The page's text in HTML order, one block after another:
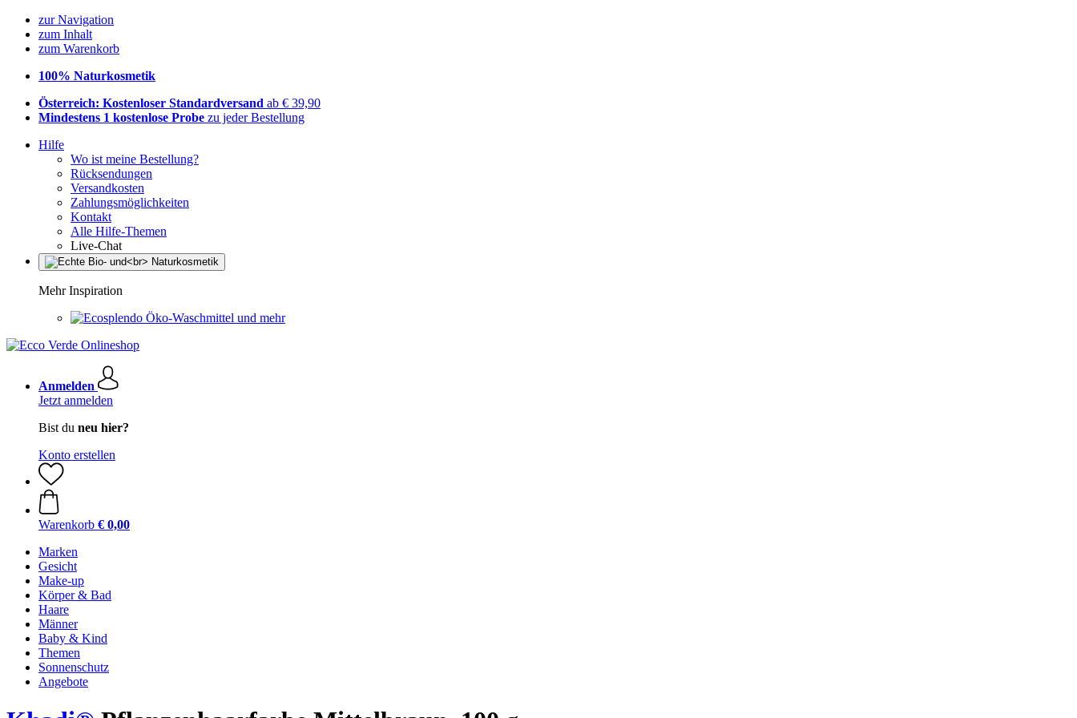
zur Navigation
zum Inhalt
zum Warenkorb
100% Naturkosmetik
Österreich: Kostenloser Standardversand ab € 39,90
Mindestens 1 kostenlose Probe zu jeder Bestellung
Hilfe
Wo ist meine Bestellung?
Rücksendungen
Versandkosten
Zahlungsmöglichkeiten
Kontakt
Alle Hilfe-Themen
Live-Chat
Mehr Inspiration
Öko-Waschmittel und mehr
Anmelden
Jetzt anmelden
Bist du neu hier?
Konto erstellen
Warenkorb € 0,00
Marken
Gesicht
Make-up
Körper & Bad
Haare
Männer
Baby & Kind
Themen
Sonnenschutz
Angebote